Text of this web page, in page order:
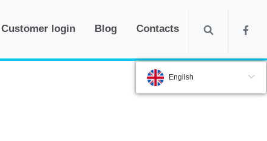
Customer login Blog Contacts
English